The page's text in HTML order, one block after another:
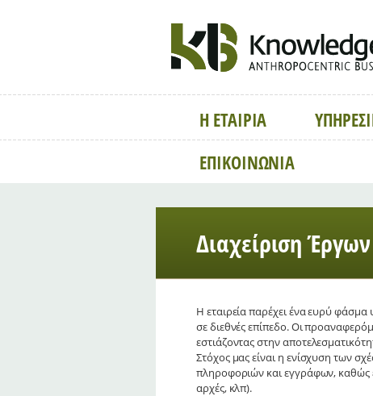
Η ΕΤΑΙΡΙΑ
ΕΠΙΚΟΙΝΩΝΙΑ
Διαχείριση Έργων
Η εταιρεία παρέχει ένα ευρύ
σε διεθνές επίπεδο. Οι
εστιάζοντας στην
Στόχος μας είναι η ενίσχυση των
πληροφοριών και εγγράφων, καθώς
αρχές, κλπ).